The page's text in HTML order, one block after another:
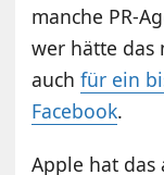
manche PR-
wer hätte das
auchfür ein
Facebook.
Apple hat das